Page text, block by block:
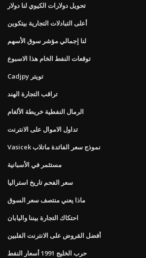
تحويل دولارات الكيوي لنا دولار
أعلى التبادلات التجارية بيتكوين
لنا إجمالي مؤشر سوق الأسهم
توقعات النفط الخام هذا الاسبوع
Cadjpy تويتر
تراقب التجارة الهند
الرمال النفطية خريطة الألغام
تداول الاموال على الانترنت
Vasicek نموذج سعر الفائدة ماتلاب
مستثمر في الأسبانية
سعر الفحم تاريخ استراليا
ماذا يعني منتصف سعر السوق
احتكاك التجارة بيننا واليابان
أفضل القروض على الانترنت الفلبين
حرب الخليج 1991 أسعار النفط